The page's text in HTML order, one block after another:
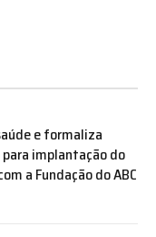
e formaliza
implantação do
a Fundação do ABC